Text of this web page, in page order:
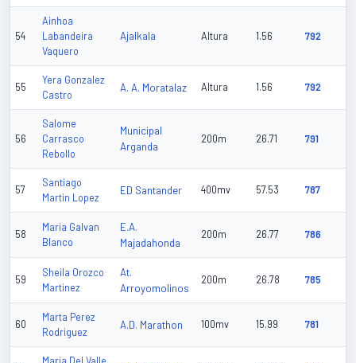
54
Ainhoa
Labandeira
Vaquero
Ajalkala Altura 1.56 792
55
Yera Gonzalez
Castro
A. A. Moratalaz Altura 1.56 792
56
Salome
Carrasco
Rebollo
Municipal
Arganda
200m 26.71 791
57
Santiago
Martin Lopez
ED Santander 400mv 57.53 787
58
Maria Galvan
Blanco
E.A.
Majadahonda
200m 26.77 786
59
Sheila Orozco
Martinez
At.
Arroyomolinos
200m 26.78 785
60
Marta Perez
Rodriguez
A.D. Marathon 100mv 15.99 781